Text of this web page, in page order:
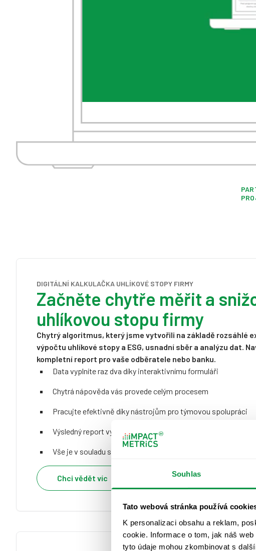
Souhlas
Tato webová stránka používá
K personalizaci obsahu a reklam,
cookie. Informace o tom, jak náš
tyto údaje mohou zkombinovat s
DIGITÁLNÍ KALKULAČKA UHLÍKOVÉ STOPY FIRMY
Začněte chytře měřit a
uhlíkovou stopu firmy
Chytrý algoritmus, který jsme vytvořili na základě rozsáhlé
výpočtu uhlíkové stopy a ESG, usnadní sběr a analýzu dat.
kompletní report pro vaše odběratele nebo banku.
Data vyplníte raz dva díky interaktivnímu formuláři
Chytrá nápověda vás provede celým procesem
Pracujte efektivně díky nástrojům pro týmovou spolupráci
Výsledný report vytvoříte na jedno kliknutí
Vše je v souladu s platnou legislativou
Chci vědět víc